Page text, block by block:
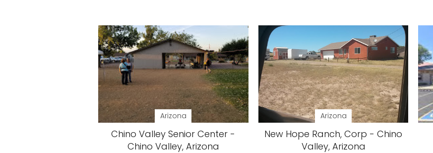
Arizona
Chino Valley Senior Center -
Chino Valley, Arizona
Arizona
New Hope Ranch, Corp - Chino
Valley, Arizona